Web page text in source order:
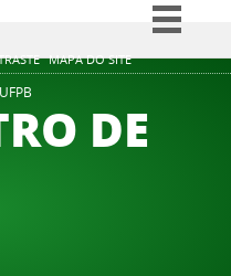
MAPA DO SITE
Simplifique!
ParticipeDE